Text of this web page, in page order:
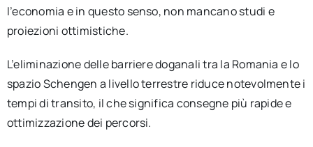
l’economia e in questo senso, non mancano studi e
proiezioni ottimistiche.
L’eliminazione delle barriere doganali tra la Romania e lo
spazio Schengen a livello terrestre riduce notevolmente i
tempi di transito, il che significa consegne più rapide e
ottimizzazione dei percorsi.